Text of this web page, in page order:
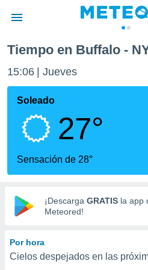
de
ha sido
calidad.
a este
las
y
digital
basada
Tiempo en Buffalo -
15:06 Jueves
Soleado
27°
Sensación de 28°
¡Descarga GRATIS la app
Meteored!
Por hora
Cielos despejados en las